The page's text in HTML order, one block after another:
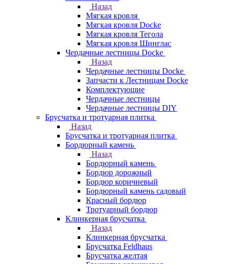
Назад
Мягкая кровля
Мягкая кровля Docke
Мягкая кровля Тегола
Мягкая кровля Шинглас
Чердачные лестницы Docke
Назад
Чердачные лестницы Docke
Запчасти к Лестницам Docke
Комплектующие
Чердачные лестницы
Чердачные лестницы DIY
Брусчатка и тротуарная плитка
Назад
Брусчатка и тротуарная плитка
Бордюрный камень
Назад
Бордюрный камень
Бордюр дорожный
Бордюр коричневый
Бордюрный камень садовый
Красный бордюр
Тротуарный бордюр
Клинкерная брусчатка
Назад
Клинкерная брусчатка
Брусчатка Feldhaus
Брусчатка желтая